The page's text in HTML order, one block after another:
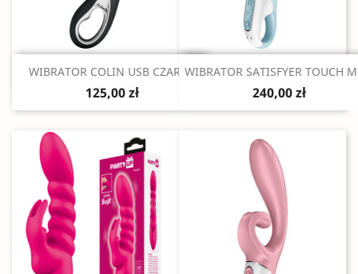
Szybki podgląd
WIBRATOR COLIN USB CZARNY
125,00 zł
Szybki podgląd
WIBRATOR SATISFYER TOUCH
240,00 zł